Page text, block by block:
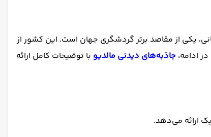
یکی از مقاصد برتر گردشگری جهان است. این کشور از
جاذبه‌های دیدنی مالدیو با توضیحات کامل ارائه
ارائه می‌دهد.